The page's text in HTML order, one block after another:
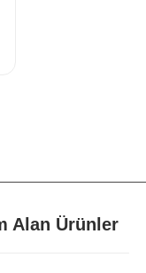
Alan Ürünler